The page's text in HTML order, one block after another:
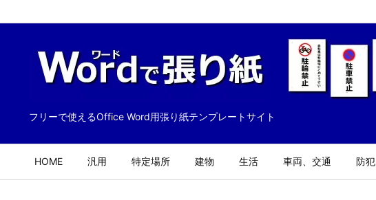
フリーで使えるOffice Word用張り紙テンプレートサイト
HOME 汎用 特定場所 建物 生活 車両、交通 防犯